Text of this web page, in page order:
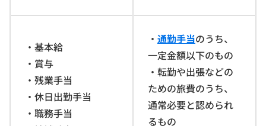
・基本給
・賞与
・残業手当
・休日出勤手当
・職務手当
・ 通勤手当のうち、
一定金額以下のもの
・転勤や出張などの
ための旅費のうち、
通常必要と認められ
るもの